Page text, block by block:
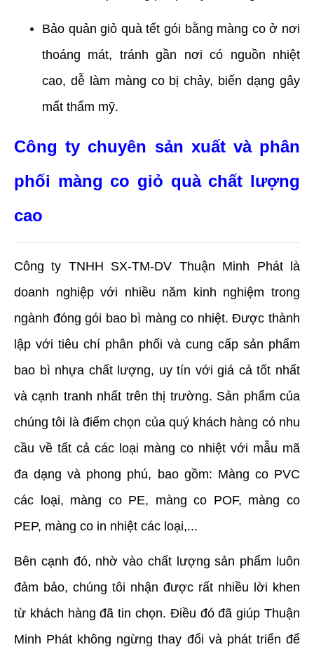
Bảo quản giỏ quà tết gói bằng màng co ở nơi
thoáng mát, tránh gần nơi có nguồn nhiệt
cao, dễ làm màng co bị chảy, biến dạng gây
mất thẩm mỹ.
Công ty chuyên sản xuất và phân
phối màng co giỏ quà chất lượng
cao
Công ty TNHH SX-TM-DV Thuận Minh Phát là
doanh nghiệp với nhiều năm kinh nghiệm trong
ngành đóng gói bao bì màng co nhiệt. Được thành
lập với tiêu chí phân phối và cung cấp sản phẩm
bao bì nhựa chất lượng, uy tín với giá cả tốt nhất
và cạnh tranh nhất trên thị trường. Sản phẩm của
chúng tôi là điểm chọn của quý khách hàng có nhu
cầu về tất cả các loại màng co nhiệt với mẫu mã
đa dạng và phong phú, bao gồm: Màng co PVC
các loại, màng co PE, màng co POF, màng co
PEP, màng co in nhiệt các loại,...
Bên cạnh đó, nhờ vào chất lượng sản phẩm luôn
đảm bảo, chúng tôi nhận được rất nhiều lời khen
từ khách hàng đã tin chọn. Điều đó đã giúp Thuận
Minh Phát không ngừng thay đổi và phát triển để